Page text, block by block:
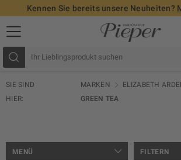
Kennen Sie bereits unsere Neuheiten?
SIE SIND
HIER:
MARKEN ELIZABETH
GREEN TEA
FILTERN
MENÜ